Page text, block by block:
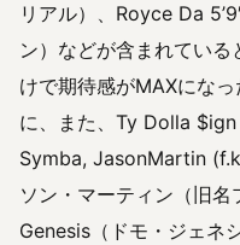
リアル）、Royce Da
ン）などが含まれてい
けで期待感がMAXにな
に、また、Ty Dolla $ign
Symba, JasonMartin
ソン・マーティン（旧
Genesis（ドモ・ジェネ